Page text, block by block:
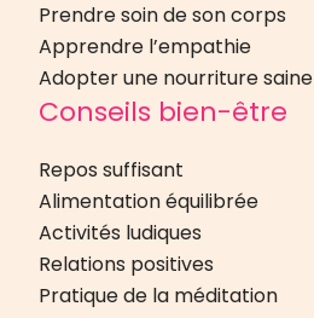
Prendre soin de son corps
Apprendre l’empathie
Adopter une nourriture saine
Conseils bien-être
Repos suffisant
Alimentation équilibrée
Activités ludiques
Relations positives
Pratique de la méditation